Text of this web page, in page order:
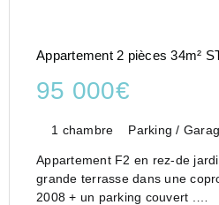
Appartement 2 pièces 34m²
95 000€
1 chambre Parking /
Appartement F2 en rez-de
grande terrasse dans une
2008 + un parking couvert .